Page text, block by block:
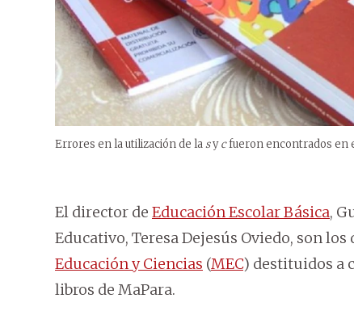
Errores en la utilización de lasycfueron encontrados en
El director de Educación Escolar Básica,
Educativo, Teresa Dejesús Oviedo, son
Educación y Ciencias (MEC) destituidos a
libros de MaPara.